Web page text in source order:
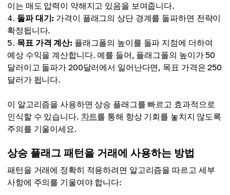
이는 매도 압력이 약해지고 있음을 보여줍니다.
돌파 대기: 가격이 플래그의 상단 경계를 돌파하면 전략이
확정됩니다.
목표 가격 계산: 플래그폴의 높이를 돌파 지점에 더하여
예상 수익을 계산합니다. 예를 들어, 플래그폴의 높이가 50
달러이고 돌파가 200달러에서 일어난다면, 목표 가격은 250
달러가 됩니다.
이 알고리즘을 사용하면 상승 플래그를 빠르고 효과적으로
인식할 수 있습니다. 차트를 통해 항상 기회를 놓치지 않도록
주의를 기울이세요.
상승 플래그 패턴을 거래에 사용하는 방법
패턴을 거래에 정확히 적용하려면 알고리즘을 따르고 세부
사항에 주의를 기울여야 합니다: